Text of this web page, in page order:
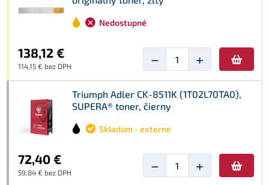
Nedostupné
138,12 €
114,15 € bez DPH − +
Triumph Adler CK-8511K (1T02L70TA0),
SUPERA® toner, čierny
Skladom - externe
72,40 €
59,84 € bez DPH − +